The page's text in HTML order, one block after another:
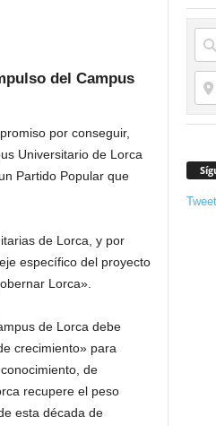
del Campus
por conseguir,
Universitario de Lorca
Partido Popular que
de Lorca, y por
específico del proyecto
Lorca».
de Lorca debe
crecimiento» para
de
recupere el peso
esta década de